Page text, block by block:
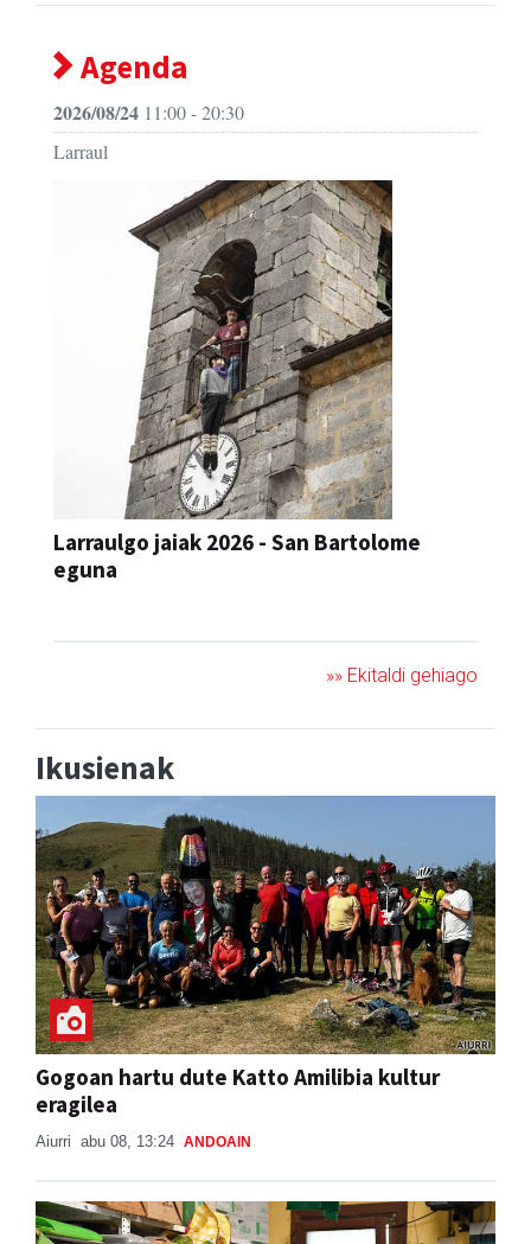
Agenda
2026/08/24 11:00 - 20:30
Larraul
Larraulgo jaiak 2026 - San Bartolome
eguna
»» Ekitaldi gehiago
Ikusienak
Gogoan hartu dute Katto Amilibia kultur
eragilea
Aiurri abu 08, 13:24 ANDOAIN